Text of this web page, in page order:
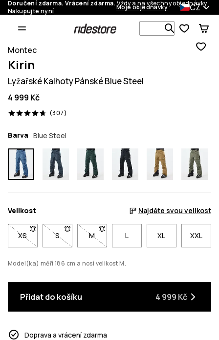
Doručení zdarma. Vrácení zdarma.Vždy a na všechny objednávky.
Nakupujte nyní
Moje objednávky CZ
Vyhledávej
Montec
Kirin
Lyžařské Kalhoty Pánské Blue Steel
4 999 Kč
(307)
307 recenze, 4.7/5
Barva Blue Steel
Velikost Najděte svou velikost
XS- Velikost XS není dostupná. Klikni pro upozornění, až bude
S- Velikost S není dostupná. Klikni pro upozornění,
M- Velikost M není dostupná. Klikni pro
L XL XXL
Model(ka) měří 186 cm a nosí velikost M.
Přidat do košíku 4 999 Kč
Doprava a vrácení zdarma